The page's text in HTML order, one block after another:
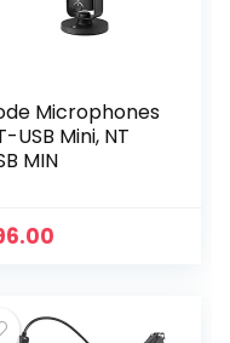
Microphones
USB Mini, NT
MIN